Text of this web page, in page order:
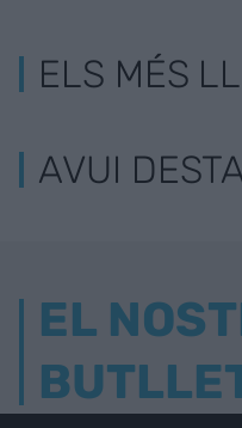
ELS MÉS
AVUI
EL